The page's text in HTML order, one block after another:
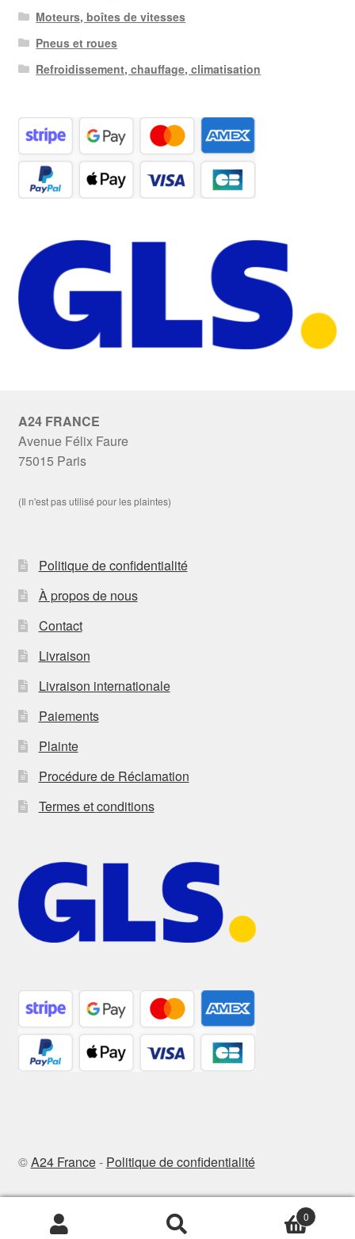
Moteurs, boîtes de vitesses
Pneus et roues
Refroidissement, chauffage, climatisation
A24 FRANCE
Avenue Félix Faure
75015 Paris
(Il n'est pas utilisé pour les plaintes)
Politique de confidentialité
À propos de nous
Contact
Livraison
Livraison internationale
Paiements
Plainte
Procédure de Réclamation
Termes et conditions
©A24 France- Politique de confidentialité
Recherche
Recherche
0